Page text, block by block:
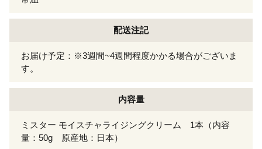
配送注記
お届け予定：※3週間~4週間程度かかる場合がございま
す。
内容量
ミスター モイスチャライジングクリーム 1本（内容
量：50g 原産地：日本）